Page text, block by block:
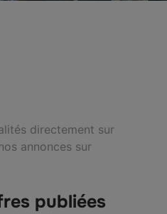
directement sur
annonces sur
publiées